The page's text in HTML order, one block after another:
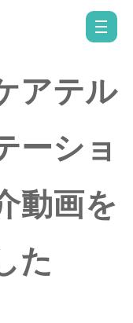
アテル
ーショ
動画を
た